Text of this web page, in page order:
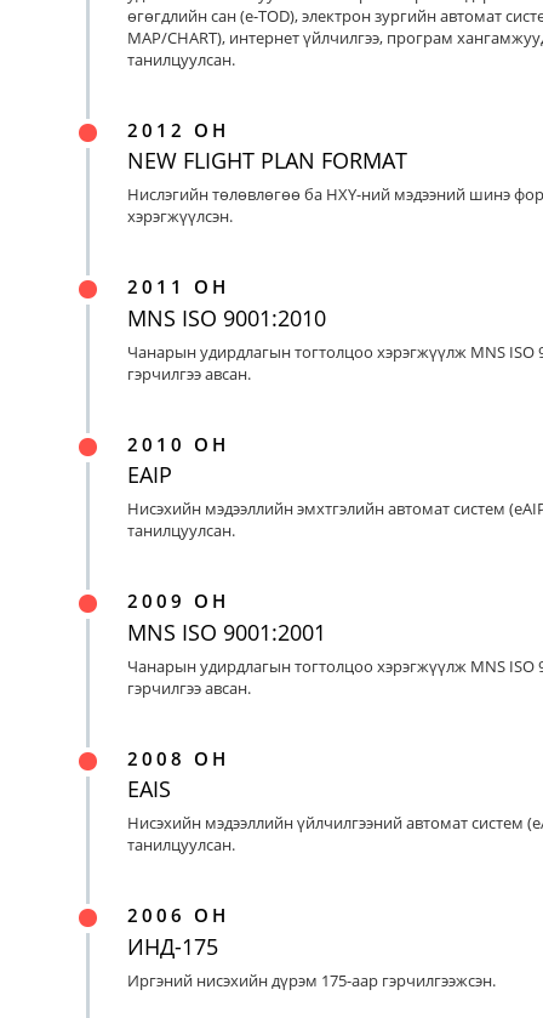
өгөгдлийн сан (e-TOD), электрон зургийн автомат
MAP/CHART), интернет үйлчилгээ, програм
танилцуулсан.
2012 ОН
NEW FLIGHT PLAN FORMAT
Нислэгийн төлөвлөгөө ба НХҮ-ний мэдээний шинэ
хэрэгжүүлсэн.
2011 ОН
MNS ISO 9001:2010
Чанарын удирдлагын тогтолцоо хэрэгжүүлж MNS ISO
гэрчилгээ авсан.
2010 ОН
EAIP
Нисэхийн мэдээллийн эмхтгэлийн автомат систем
танилцуулсан.
2009 ОН
MNS ISO 9001:2001
Чанарын удирдлагын тогтолцоо хэрэгжүүлж MNS ISO
гэрчилгээ авсан.
2008 ОН
EAIS
Нисэхийн мэдээллийн үйлчилгээний автомат систем
танилцуулсан.
2006 ОН
ИНД-175
Иргэний нисэхийн дүрэм 175-аар гэрчилгээжсэн.